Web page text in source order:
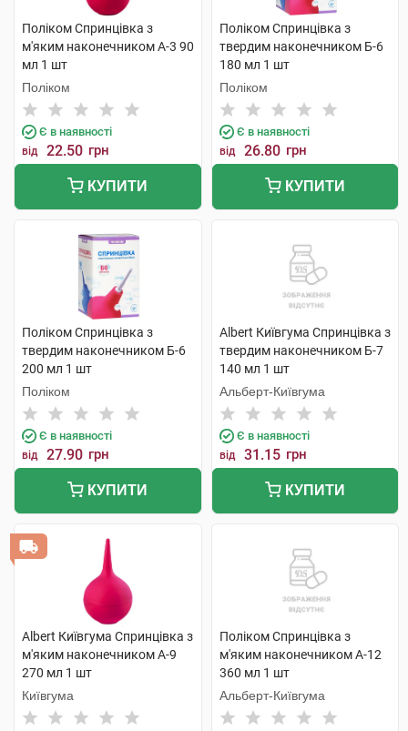
Поліком Спринцівка з
м'яким наконечником А-3 90
мл 1 шт
Поліком
Є в наявності
від 22.50 грн
КУПИТИ
Поліком Спринцівка з
твердим наконечником Б-6
180 мл 1 шт
Поліком
Є в наявності
від 26.80 грн
КУПИТИ
Поліком Спринцівка з
твердим наконечником Б-6
200 мл 1 шт
Поліком
Є в наявності
від 27.90 грн
КУПИТИ
Albert Київгума Спринцівка з
твердим наконечником Б-7
140 мл 1 шт
Альберт-Київгума
Є в наявності
від 31.15 грн
КУПИТИ
Albert Київгума Спринцівка з
м'яким наконечником А-9
270 мл 1 шт
Київгума
Поліком Спринцівка з
м'яким наконечником А-12
360 мл 1 шт
Альберт-Київгума